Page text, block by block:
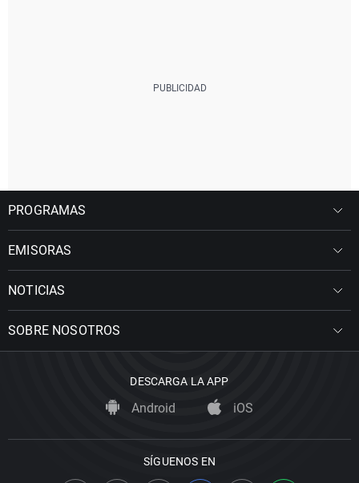
PROGRAMAS
EMISORAS
NOTICIAS
SOBRE NOSOTROS
DESCARGA LA APP
Android iOS
SÍGUENOS EN